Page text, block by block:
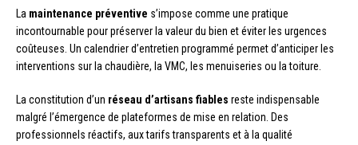
La maintenance préventive s’impose comme une pratique
incontournable pour préserver la valeur du bien et éviter les urgences
coûteuses. Un calendrier d’entretien programmé permet d’anticiper les
interventions sur la chaudière, la VMC, les menuiseries ou la toiture.
La constitution d’un réseau d’artisans fiables reste indispensable
malgré l’émergence de plateformes de mise en relation. Des
professionnels réactifs, aux tarifs transparents et à la qualité